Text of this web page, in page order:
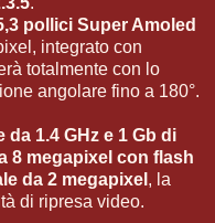
pollici Super Amoled
integrato con
totalmente con lo
angolare fino a 180°.
da 1.4 GHz e 1 Gb di
8 megapixel con flash
da 2 megapixel , la
di ripresa video.